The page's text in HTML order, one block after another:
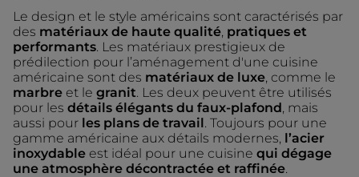
Le design et le style américains sont caractérisés par
des matériaux de haute qualité pratiques et
performants. Les matériaux prestigieux de
prédilection pour l’aménagement d'une cuisine
américaine sont des matériaux de luxe , comme le
marbre et le granit. Les deux peuvent être utilisés
pour les détails élégants du faux-plafond , mais
aussi pour les plans de travail. Toujours pour une
gamme américaine aux détails modernes, l’acier
inoxydable est idéal pour une cuisine qui dégage
une atmosphère décontractée et raffinée.